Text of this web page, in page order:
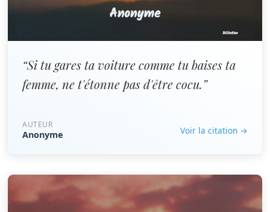
“Si tu gares ta voiture comme tu baises ta
femme, ne t'étonne pas d'être cocu.”
AUTEUR
Anonyme Voir la citation →